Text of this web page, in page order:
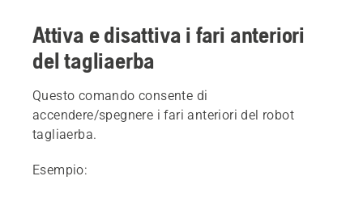
Attiva e disattiva i fari anteriori
del tagliaerba
Questo comando consente di
accendere/spegnere i fari anteriori del robot
tagliaerba.
Esempio: